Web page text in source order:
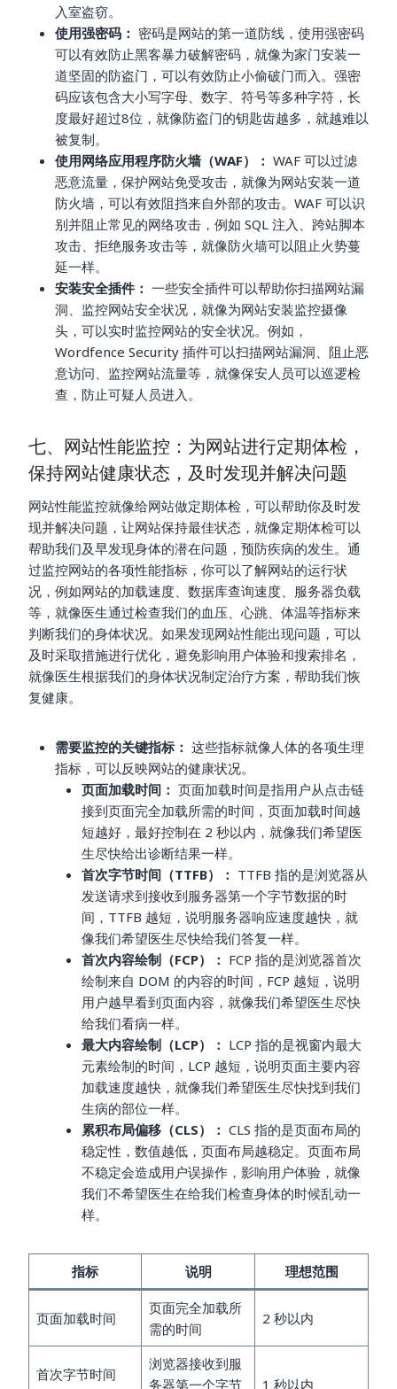
入室盗窃。
使用强密码： 密码是网站的第一道防线，使用强密码
可以有效防止黑客暴力破解密码，就像为家门安装一
道坚固的防盗门，可以有效防止小偷破门而入。强密
码应该包含大小写字母、数字、符号等多种字符，长
度最好超过8位，就像防盗门的钥匙齿越多，就越难以
被复制。
使用网络应用程序防火墙（WAF）： WAF 可以过滤
恶意流量，保护网站免受攻击，就像为网站安装一道
防火墙，可以有效阻挡来自外部的攻击。WAF 可以识
别并阻止常见的网络攻击，例如 SQL 注入、跨站脚本
攻击、拒绝服务攻击等，就像防火墙可以阻止火势蔓
延一样。
安装安全插件： 一些安全插件可以帮助你扫描网站漏
洞、监控网站安全状况，就像为网站安装监控摄像
头，可以实时监控网站的安全状况。例如，
Wordfence Security 插件可以扫描网站漏洞、阻止恶
意访问、监控网站流量等，就像保安人员可以巡逻检
查，防止可疑人员进入。
七、网站性能监控：为网站进行定期体检，
保持网站健康状态，及时发现并解决问题
网站性能监控就像给网站做定期体检，可以帮助你及时发
现并解决问题，让网站保持最佳状态，就像定期体检可以
帮助我们及早发现身体的潜在问题，预防疾病的发生。通
过监控网站的各项性能指标，你可以了解网站的运行状
况，例如网站的加载速度、数据库查询速度、服务器负载
等，就像医生通过检查我们的血压、心跳、体温等指标来
判断我们的身体状况。如果发现网站性能出现问题，可以
及时采取措施进行优化，避免影响用户体验和搜索排名，
就像医生根据我们的身体状况制定治疗方案，帮助我们恢
复健康。
需要监控的关键指标： 这些指标就像人体的各项生理
指标，可以反映网站的健康状况。
页面加载时间： 页面加载时间是指用户从点击链
接到页面完全加载所需的时间，页面加载时间越
短越好，最好控制在 2 秒以内，就像我们希望医
生尽快给出诊断结果一样。
首次字节时间（TTFB）： TTFB 指的是浏览器从
发送请求到接收到服务器第一个字节数据的时
间，TTFB 越短，说明服务器响应速度越快，就
像我们希望医生尽快给我们答复一样。
首次内容绘制（FCP）： FCP 指的是浏览器首次
绘制来自 DOM 的内容的时间，FCP 越短，说明
用户越早看到页面内容，就像我们希望医生尽快
给我们看病一样。
最大内容绘制（LCP）： LCP 指的是视窗内最大
元素绘制的时间，LCP 越短，说明页面主要内容
加载速度越快，就像我们希望医生尽快找到我们
生病的部位一样。
累积布局偏移（CLS）： CLS 指的是页面布局的
稳定性，数值越低，页面布局越稳定。页面布局
不稳定会造成用户误操作，影响用户体验，就像
我们不希望医生在给我们检查身体的时候乱动一
样。
指标 说明 理想范围
页面加载时间
页面完全加载所
需的时间
2 秒以内
首次字节时间
浏览器接收到服
务器第一个字节
1 秒以内